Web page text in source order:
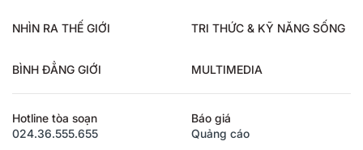
NHÌN RA THẾ GIỚI TRI THỨC & KỸ NĂNG SỐNG
BÌNH ĐẲNG GIỚI MULTIMEDIA
Hotline tòa soạn
024.36.555.655
Báo giá
Quảng cáo